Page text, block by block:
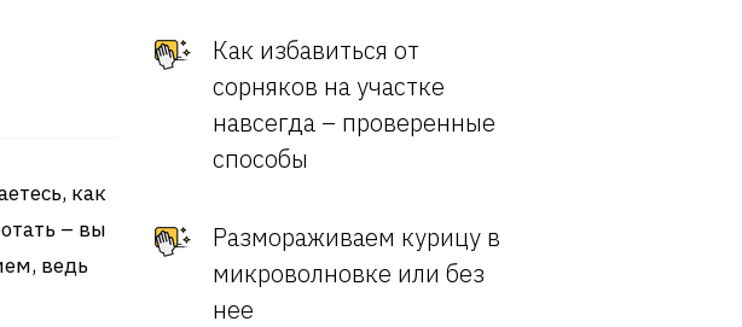
как
– вы
ведь
Как избавиться от
сорняков на участке
навсегда – проверенные
способы
Размораживаем курицу в
микроволновке или без
нее